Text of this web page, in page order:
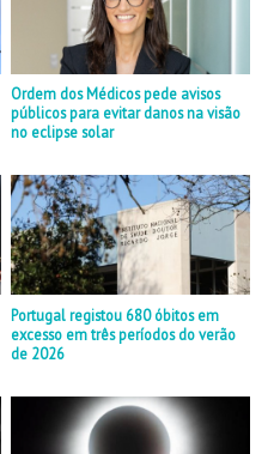
Ordem dos Médicos pede avisos
públicos para evitar danos na visão
no eclipse solar
Portugal registou 680 óbitos em
excesso em três períodos do verão
de 2026